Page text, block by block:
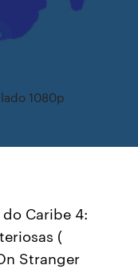
1080p
Caribe 4:
(
Stranger